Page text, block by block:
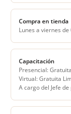
Compra en tienda
Lunes a viernes
Capacitación
Presencial:
Virtual: Gratuita
A cargo del Jefe